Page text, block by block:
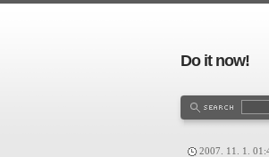
Do it now!
2007. 11. 1.